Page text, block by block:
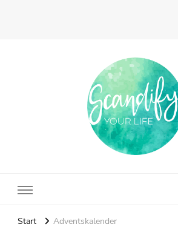
Start Adventskalender